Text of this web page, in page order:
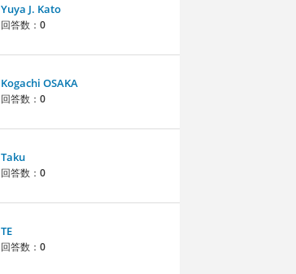
Yuya J. Kato
回答数： 0
Kogachi OSAKA
回答数： 0
Taku
回答数： 0
TE
回答数： 0